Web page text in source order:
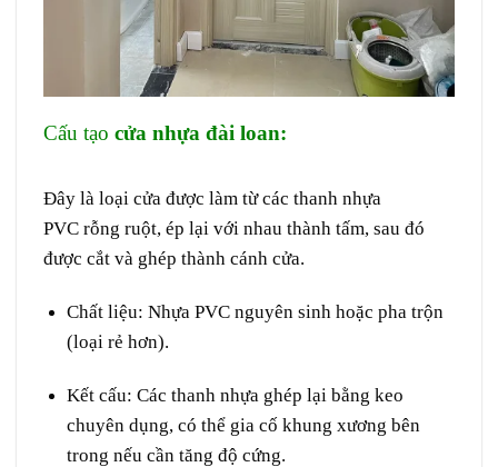
Cấu tạo cửa nhựa đài loan:
Đây là loại cửa được làm từcác thanh nhựa
PVC rỗng ruột, ép lại với nhau thành tấm, sau đó
được cắt và ghép thành cánh cửa.
Chất liệu: Nhựa PVC nguyên sinh hoặc pha trộn
(loại rẻ hơn).
Kết cấu: Các thanh nhựa ghép lại bằng keo
chuyên dụng, có thể gia cố khung xương bên
trong nếu cần tăng độ cứng.